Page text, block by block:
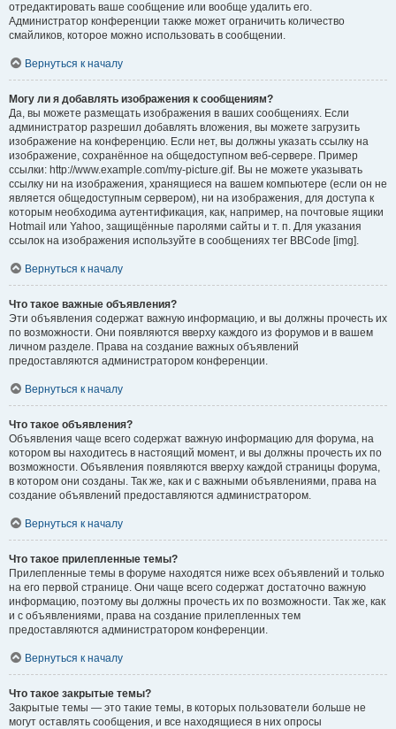
отредактировать ваше сообщение или вообще удалить его.
Администратор конференции также может ограничить количество
смайликов, которое можно использовать в сообщении.
Вернуться к началу
Могу ли я добавлять изображения к сообщениям?
Да, вы можете размещать изображения в ваших сообщениях. Если
администратор разрешил добавлять вложения, вы можете загрузить
изображение на конференцию. Если нет, вы должны указать ссылку на
изображение, сохранённое на общедоступном веб-сервере. Пример
ссылки: http://www.example.com/my-picture.gif. Вы не можете указывать
ссылку ни на изображения, хранящиеся на вашем компьютере (если он не
является общедоступным сервером), ни на изображения, для доступа к
которым необходима аутентификация, как, например, на почтовые ящики
Hotmail или Yahoo, защищённые паролями сайты и т. п. Для указания
ссылок на изображения используйте в сообщениях тег BBCode [img].
Вернуться к началу
Что такое важные объявления?
Эти объявления содержат важную информацию, и вы должны прочесть их
по возможности. Они появляются вверху каждого из форумов и в вашем
личном разделе. Права на создание важных объявлений
предоставляются администратором конференции.
Вернуться к началу
Что такое объявления?
Объявления чаще всего содержат важную информацию для форума, на
котором вы находитесь в настоящий момент, и вы должны прочесть их по
возможности. Объявления появляются вверху каждой страницы форума,
в котором они созданы. Так же, как и с важными объявлениями, права на
создание объявлений предоставляются администратором.
Вернуться к началу
Что такое прилепленные темы?
Прилепленные темы в форуме находятся ниже всех объявлений и только
на его первой странице. Они чаще всего содержат достаточно важную
информацию, поэтому вы должны прочесть их по возможности. Так же, как
и с объявлениями, права на создание прилепленных тем
предоставляются администратором конференции.
Вернуться к началу
Что такое закрытые темы?
Закрытые темы — это такие темы, в которых пользователи больше не
могут оставлять сообщения, и все находящиеся в них опросы